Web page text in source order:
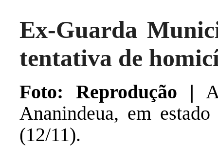
Ex-Guarda
tentativa de
Foto: Reprodução |
Ananindeua, em
(12/11).